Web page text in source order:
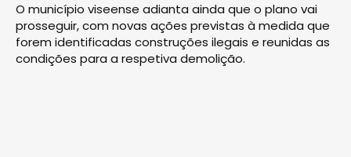
O município viseense adianta ainda que o plano vai
prosseguir, com novas ações previstas à medida que
forem identificadas construções ilegais e reunidas as
condições para a respetiva demolição.